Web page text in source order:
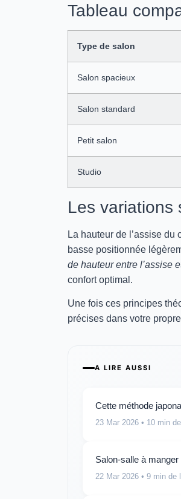
Tableau
Type de salon
Salon spacieux
Salon standard
Petit salon
Studio
Les variations
La hauteur de l’assise
basse positionnée
de hauteur entre l’assise
confort optimal.
Une fois ces principes
précises dans votre
A LIRE AUSSI
Cette méthode
23 Mar 2026 • 10 min
Salon-salle à
22 Mar 2026 • 9 min de